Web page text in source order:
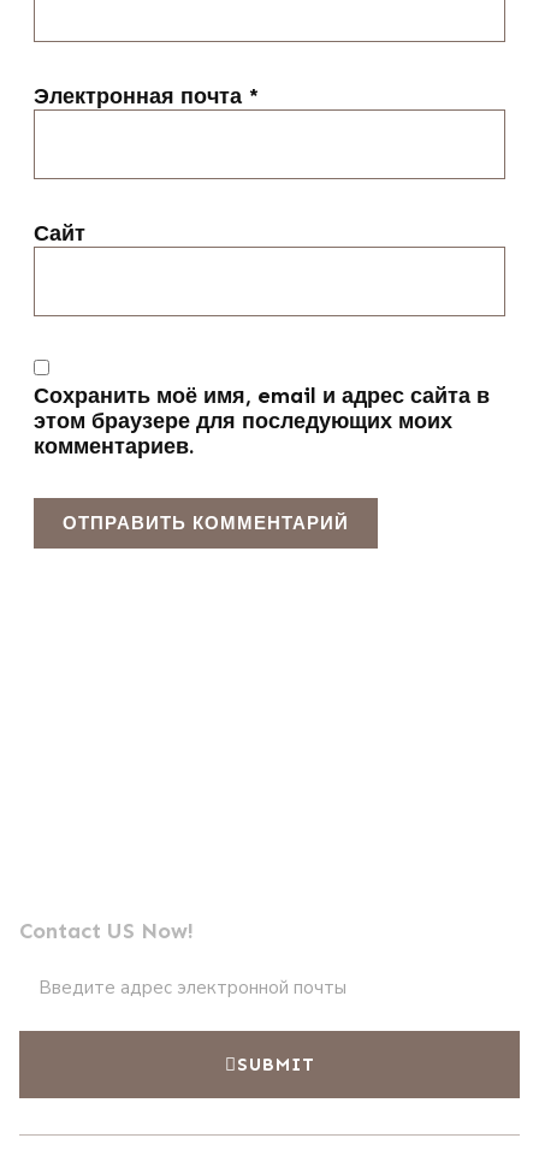
Электронная почта *
Сайт
Сохранить моё имя, email и адрес сайта в
этом браузере для последующих моих
комментариев.
Contact US Now!
SUBMIT